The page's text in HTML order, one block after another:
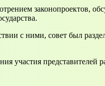
законопроектов,
с ними, совет был
участия представителей